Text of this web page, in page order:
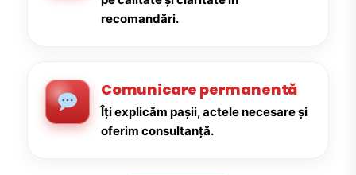
recomandări.
Comunicare permanentă
Îți explicăm pașii, actele necesare și
oferim consultanță.